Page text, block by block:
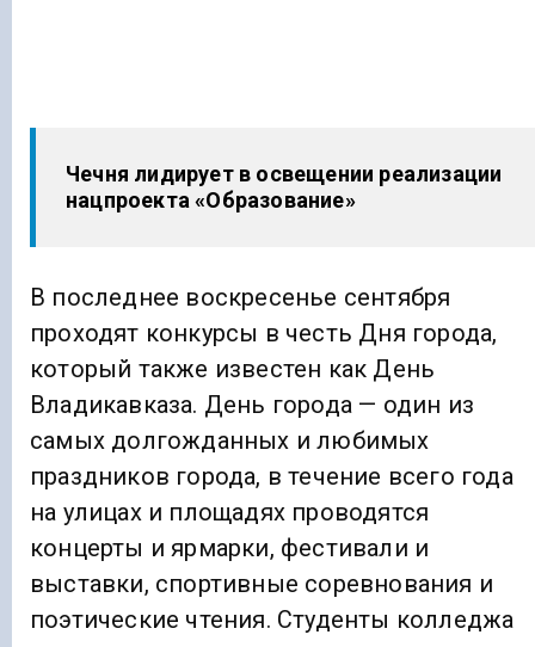
Чечня лидирует в освещении реализации
нацпроекта «Образование»
В последнее воскресенье сентября
проходят конкурсы в честь Дня города,
который также известен как День
Владикавказа. День города — один из
самых долгожданных и любимых
праздников города, в течение всего года
на улицах и площадях проводятся
концерты и ярмарки, фестивали и
выставки, спортивные соревнования и
поэтические чтения. Студенты колледжа